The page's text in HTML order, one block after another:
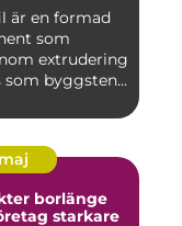
är en formad
som
extrudering
som byggsten...
borlänge
starkare